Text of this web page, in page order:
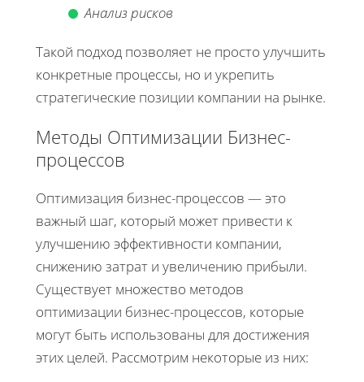
Анализ рисков
Такой подход позволяет не просто улучшить
конкретные процессы, но и укрепить
стратегические позиции компании на рынке.
Методы Оптимизации Бизнес-
процессов
Оптимизация бизнес-процессов — это
важный шаг, который может привести к
улучшению эффективности компании,
снижению затрат и увеличению прибыли.
Существует множество методов
оптимизации бизнес-процессов, которые
могут быть использованы для достижения
этих целей. Рассмотрим некоторые из них: